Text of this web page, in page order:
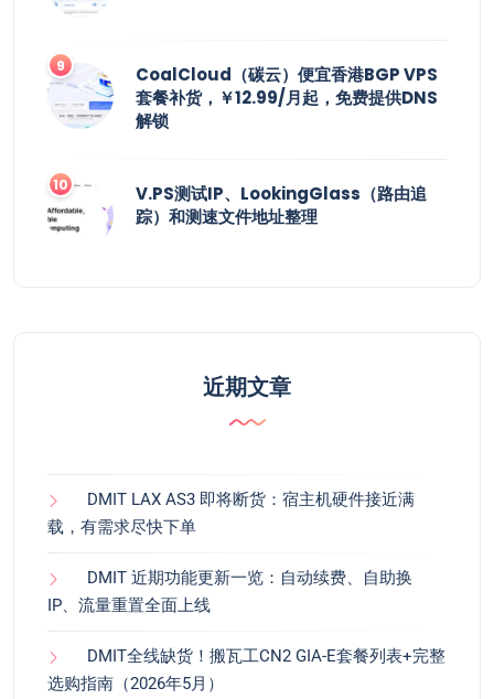
CoalCloud（碳云）便宜香港BGP VPS
套餐补货，￥12.99/月起，免费提供DNS
解锁
V.PS测试IP、LookingGlass（路由追
踪）和测速文件地址整理
近期文章
DMIT LAX AS3 即将断货：宿主机硬件接近满
载，有需求尽快下单
DMIT 近期功能更新一览：自动续费、自助换
IP、流量重置全面上线
DMIT全线缺货！搬瓦工CN2 GIA-E套餐列表+完整
选购指南（2026年5月）